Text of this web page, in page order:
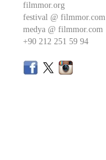
filmmor.org
festival @ filmmor.com
medya @ filmmor.com
+90 212 251 59 94